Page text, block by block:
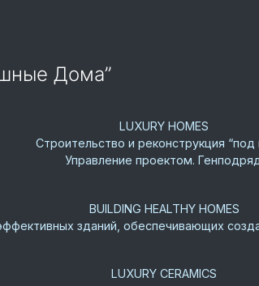
Дома”
LUXURY HOMES
Строительство и реконструкция “под
Управление проектом.
BUILDING HEALTHY HOMES
зданий, обеспечивающих
LUXURY CERAMICS